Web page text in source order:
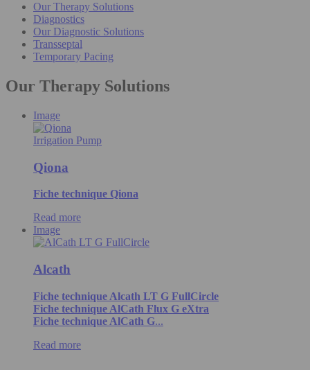
Our Therapy Solutions
Diagnostics
Our Diagnostic Solutions
Transseptal
Temporary Pacing
Our Therapy Solutions
Image
Irrigation Pump
Qiona
Fiche technique Qiona
Read more
Image
Alcath
Fiche technique Alcath LT G FullCircle
Fiche technique AlCath Flux G eXtra
Fiche technique AlCath G...
Read more